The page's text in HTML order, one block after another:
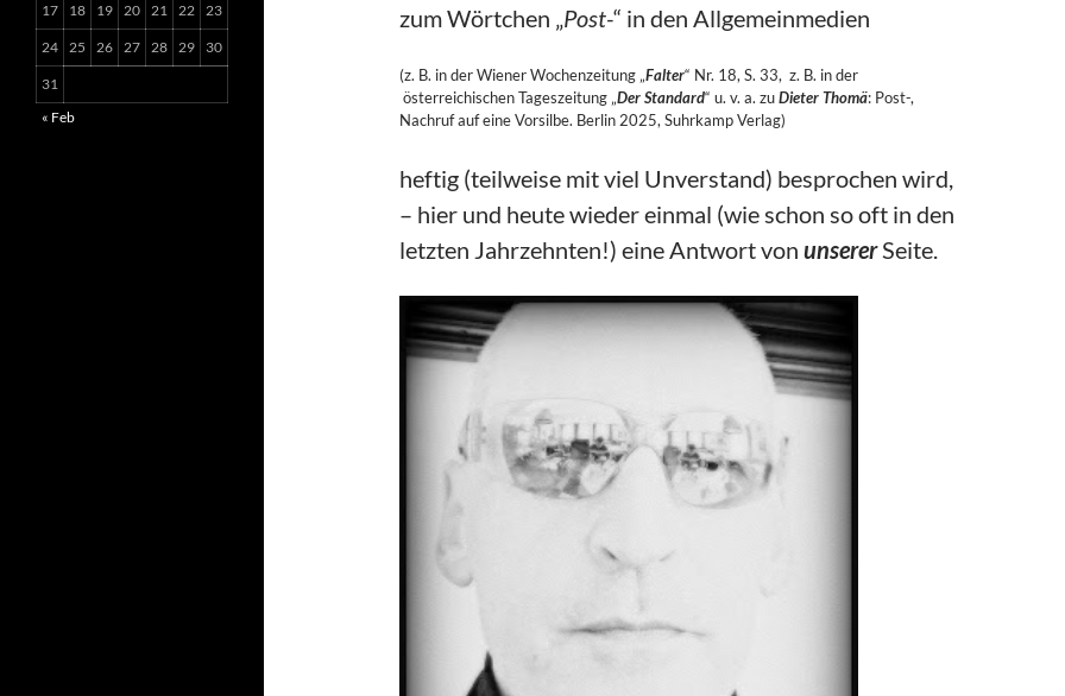
zum Wörtchen „Post-“ in den Allgemeinmedien
(z. B. in der Wiener Wochenzeitung „Falter“ Nr. 18, S. 33, z. B. in der
österreichischen Tageszeitung „Der Standard“ u. v. a. zuDieter Thomä: Post-,
Nachruf auf eine Vorsilbe. Berlin 2025, Suhrkamp Verlag)
heftig (teilweise mit viel Unverstand) besprochen wird,
– hier und heute wieder einmal (wie schon so oft in den
letzten Jahrzehnten!) eine Antwort von unsererSeite.
17 18 19 20 21 22 23
24 25 26 27 28 29 30
31
« Feb